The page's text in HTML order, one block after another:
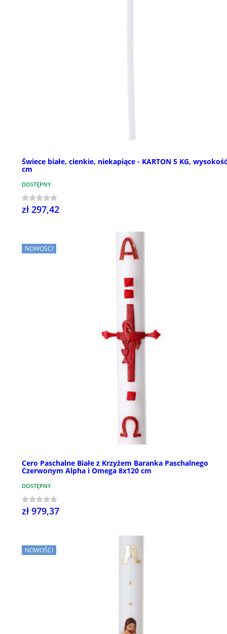
Świece białe, cienkie, niekapiące - KARTON 5 KG,
cm
DOSTĘPNY
zł 297,42
NOWOŚCI
Cero Paschalne Białe z Krzyżem Baranka Paschalnego
Czerwonym Alpha i Omega 8x120 cm
DOSTĘPNY
zł 979,37
NOWOŚCI